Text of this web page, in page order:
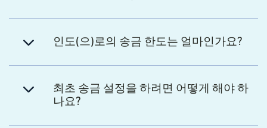
인도(으)로의 송금 한도는 얼마인가요?
최초 송금 설정을 하려면 어떻게 해야 하
나요?